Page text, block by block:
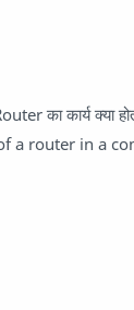
का कार्य क्या
a router in a